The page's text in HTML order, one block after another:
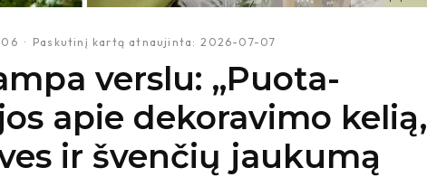
· Paskutinį kartą atnaujinta: 2026-07-07
verslu: „Puota-
apie dekoravimo kelią,
ir švenčių jaukumą